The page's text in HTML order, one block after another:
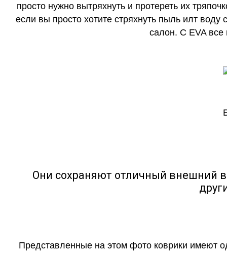
просто нужно вытряхнуть и протереть их
если вы просто хотите стряхнуть пыль илт воду
салон. С EVA все
Они сохраняют отличный внешний
Представленные на этом фото коврики имеют